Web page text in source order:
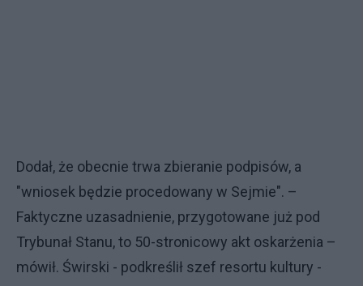
Dodał, że obecnie trwa zbieranie podpisów, a
"wniosek będzie procedowany w Sejmie". –
Faktyczne uzasadnienie, przygotowane już pod
Trybunał Stanu, to 50-stronicowy akt oskarżenia –
mówił. Świrski - podkreślił szef resortu kultury -